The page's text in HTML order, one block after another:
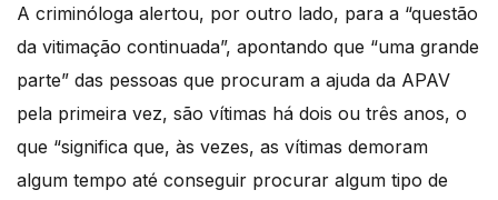
A criminóloga alertou, por outro lado, para a “questão
da vitimação continuada”, apontando que “uma grande
parte” das pessoas que procuram a ajuda da APAV
pela primeira vez, são vítimas há dois ou três anos, o
que “significa que, às vezes, as vítimas demoram
algum tempo até conseguir procurar algum tipo de